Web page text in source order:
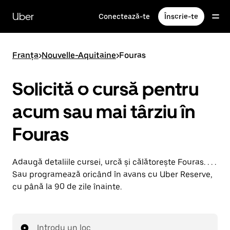
direct
conținutul
principal
Uber Conectează-te Înscrie-te
Franța>Nouvelle-Aquitaine>Fouras
Solicită o cursă pentru
acum sau mai târziu în
Fouras
Adaugă detaliile cursei, urcă și călătorește Fouras. . . .
Sau programează oricând în avans cu Uber Reserve,
cu până la 90 de zile înainte.
Introdu un loc